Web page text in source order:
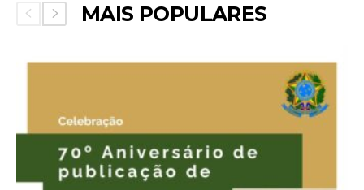
MAIS POPULARES